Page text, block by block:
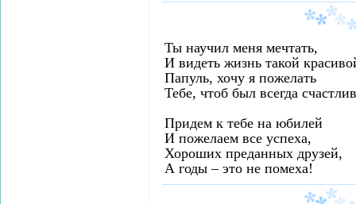
Ты научил меня мечтать,
И видеть жизнь такой
Папуль, хочу я пожелать
Тебе, чтоб был всегда
Придем к тебе на юбилей
И пожелаем все успеха,
Хороших преданных друзей,
А годы – это не помеха!